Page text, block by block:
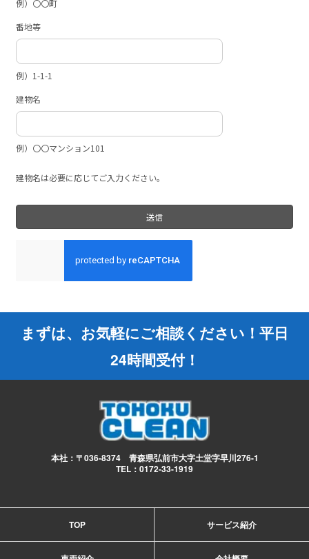
まずは、お気軽にご相談ください！平日
24時間受付！
本社：〒036-8374 青森県弘前市大字土堂字早川276-1
TEL：0172-33-1919
TOP サービス紹介